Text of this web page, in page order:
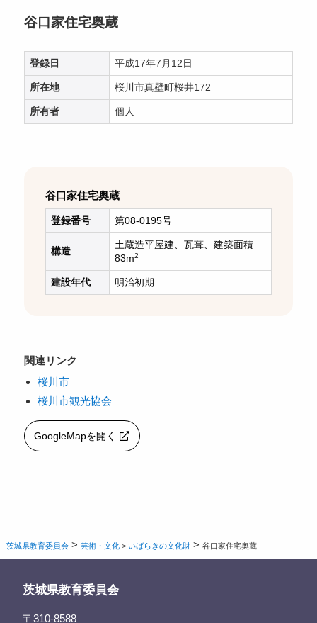
谷口家住宅奥蔵
登録日 平成17年7月12日
所在地 桜川市真壁町桜井172
所有者 個人
谷口家住宅奥蔵
登録番号 第08-0195号
構造
土蔵造平屋建、瓦葺、建築面積
83m2
建設年代 明治初期
関連リンク
桜川市
桜川市観光協会
GoogleMapを開く
茨城県教育委員会 >芸術・文化 > いばらきの文化財 >谷口家住宅奥蔵
茨城県教育委員会
〒310-8588